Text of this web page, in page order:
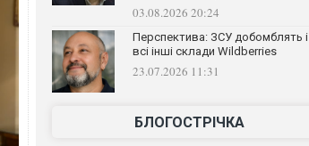
03.08.2026 20:24
Перспектива: ЗСУ добомблять і
всі інші склади Wildberries
23.07.2026 11:31
БЛОГОСТРІЧКА